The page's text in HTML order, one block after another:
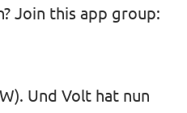
Join this app group:
Und Volt hat nun